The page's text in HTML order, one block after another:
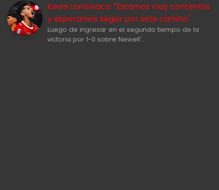
Kevin Lomonaco: "Estamos muy contentos
y esperamos seguir por este camino"
Luego de ingresar en el segundo tiempo de la
victoria por 1-0 sobre Newell'…